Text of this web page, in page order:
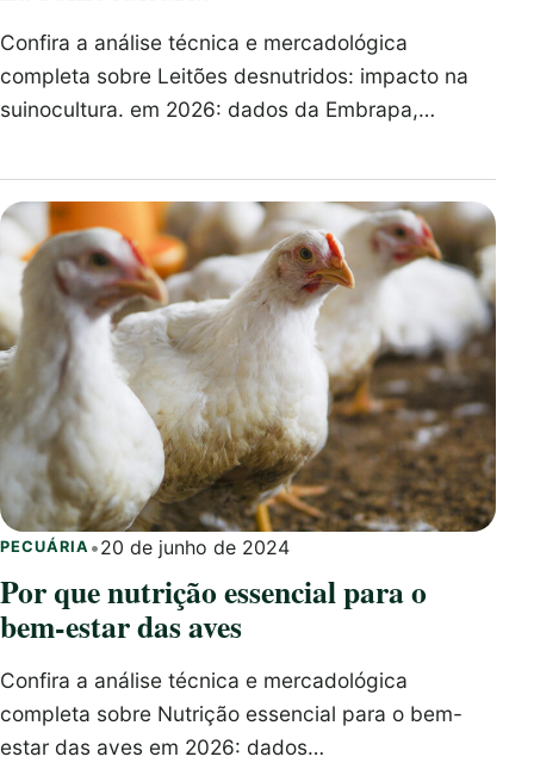
Confira a análise técnica e mercadológica
completa sobre Leitões desnutridos: impacto na
suinocultura. em 2026: dados da Embrapa,…
PECUÁRIA •20 de junho de 2024
Por que nutrição essencial para o
bem-estar das aves
Confira a análise técnica e mercadológica
completa sobre Nutrição essencial para o bem-
estar das aves em 2026: dados…